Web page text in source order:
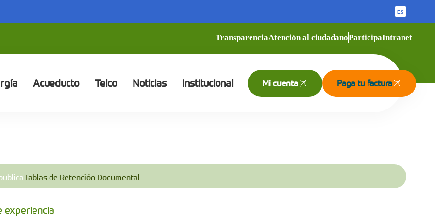
TransparenciaAtención al ciudadanoParticipaIntranet
Acueducto Telco Noticias Institucional Mi cuenta Paga tu factura
Tablas de Retención Documental
experiencia